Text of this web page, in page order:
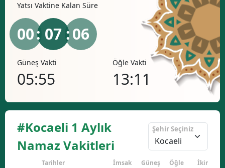
Balıkesir
Bilecik
Bolu
Burdur
Yatsı Vaktine Kalan Süre
00: 07 :05
Güneş Vakti
05:55
Öğle Vakti
13:11
#Kocaeli 1 Aylık
Namaz Vakitleri
Şehir Seçiniz
Tarihler İmsak Güneş Öğle İkindi